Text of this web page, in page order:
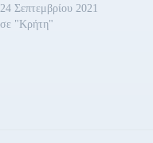
24 Σεπτεμβρίου 2021
σε "Κρήτη"